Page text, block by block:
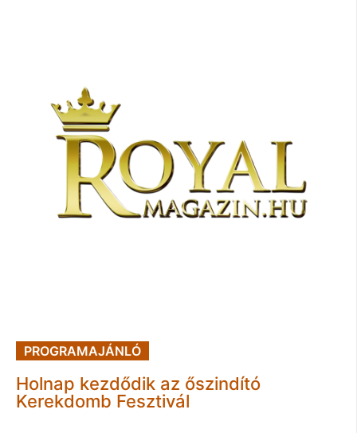
PROGRAMAJÁNLÓ
Holnap kezdődik az őszindító
Kerekdomb Fesztivál